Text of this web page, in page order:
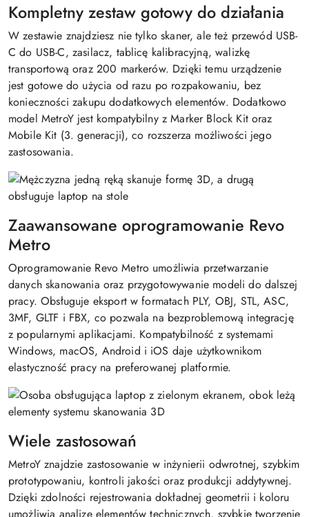
Kompletny zestaw gotowy do działania
W zestawie znajdziesz nie tylko skaner, ale też przewód USB-
C do USB-C, zasilacz, tablicę kalibracyjną, walizkę
transportową oraz 200 markerów. Dzięki temu urządzenie
jest gotowe do użycia od razu po rozpakowaniu, bez
konieczności zakupu dodatkowych elementów. Dodatkowo
model MetroY jest kompatybilny z Marker Block Kit oraz
Mobile Kit (3. generacji), co rozszerza możliwości jego
zastosowania.
Zaawansowane oprogramowanie Revo
Metro
Oprogramowanie Revo Metro umożliwia przetwarzanie
danych skanowania oraz przygotowywanie modeli do dalszej
pracy. Obsługuje eksport w formatach PLY, OBJ, STL, ASC,
3MF, GLTF i FBX, co pozwala na bezproblemową integrację
z popularnymi aplikacjami. Kompatybilność z systemami
Windows, macOS, Android i iOS daje użytkownikom
elastyczność pracy na preferowanej platformie.
Wiele zastosowań
MetroY znajdzie zastosowanie w inżynierii odwrotnej, szybkim
prototypowaniu, kontroli jakości oraz produkcji addytywnej.
Dzięki zdolności rejestrowania dokładnej geometrii i koloru